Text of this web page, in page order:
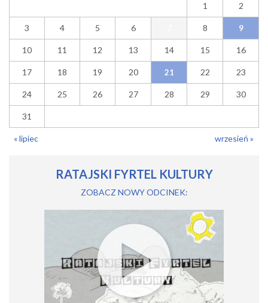
« lipiec wrzesień »
1 2
3 4 5 6 8 9
10 11 12 13 14 15 16
17 18 19 20 21 22 23
24 25 26 27 28 29 30
31
RATAJSKI FYRTEL KULTURY
ZOBACZ NOWY ODCINEK: